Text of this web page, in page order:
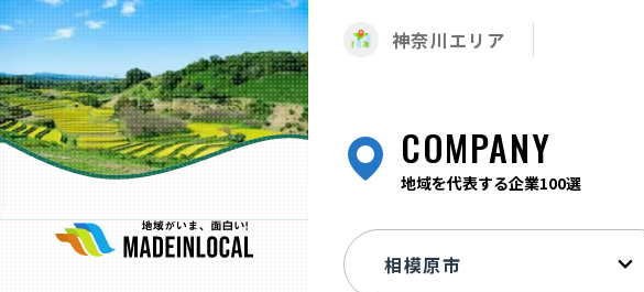
神奈川エリア
COMPANY
地域を代表する企業100選